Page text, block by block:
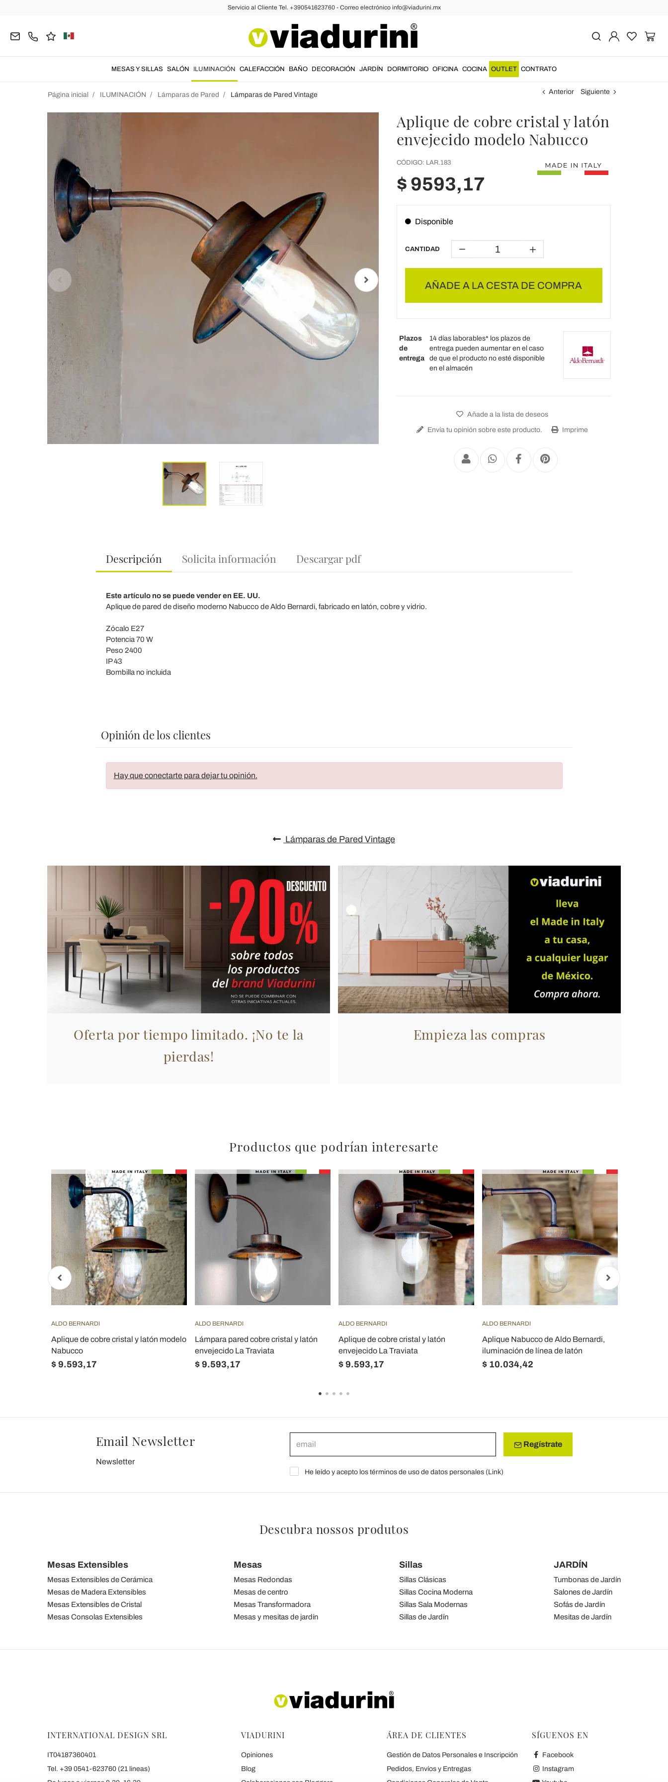
Servicio al Cliente Tel. +390541623760 - Correo electrónico info@viadurini.mx
MESAS Y SILLAS SALÓN ILUMINACIÓN CALEFACCIÓN BAÑO DECORACIÓN JARDÍN DORMITORIO OFICINA COCINA OUTLET CONTRATO
Página inicial ILUMINACIÓN Lámparas de Pared Lámparas de Pared Vintage Anterior Siguiente
Aplique de cobre cristal y latón
envejecido modelo Nabucco
CÓDIGO: LAR.183
$ 9593,17
Disponible
CANTIDAD
AÑADE A LA CESTA DE COMPRA
Plazos
de
entrega
14 días laborables* los plazos de
entrega pueden aumentar en el caso
de que el producto no esté disponible
en el almacén
Añade a la lista de deseos
Envía tu opinión sobre este producto. Imprime
Descripción Solicita información Descargar pdf
Este artículo no se puede vender en EE. UU.
Aplique de pared de diseño moderno Nabucco de Aldo Bernardi, fabricado en latón, cobre y vidrio.
Zócalo E27
Potencia 70 W
Peso 2400
IP 43
Bombilla no incluida
Opinión de los clientes
Hay que conectarte para dejar tu opinión.
Lámparas de Pared Vintage
Oferta por tiempo limitado. ¡No te la
pierdas!
Empieza las compras
Productos que podrían interesarte
ALDO BERNARDI
Aplique de cobre cristal y latón modelo
Nabucco
$ 9.593,17
ALDO BERNARDI
Lámpara pared cobre cristal y latón
envejecido La Traviata
$ 9.593,17
ALDO BERNARDI
Aplique de cobre cristal y latón
envejecido La Traviata
$ 9.593,17
ALDO BERNARDI
Aplique Nabucco de Aldo Bernardi,
iluminación de línea de latón
$ 10.034,42
Email Newsletter
Newsletter
Regístrate
He leído y acepto los términos de uso de datos personales (Link)
Descubra nossos produtos
Mesas Extensibles
Mesas Extensibles de Cerámica
Mesas de Madera Extensibles
Mesas Extensibles de Cristal
Mesas Consolas Extensibles
Mesas
Mesas Redondas
Mesas de centro
Mesas Transformadora
Mesas y mesitas de jardín
Sillas
Sillas Clásicas
Sillas Cocina Moderna
Sillas Sala Modernas
Sillas de Jardín
JARDÍN
Tumbonas de Jardín
Salones de Jardín
Sofás de Jardín
Mesitas de Jardín
INTERNATIONAL DESIGN SRL
IT04187360401
Tel. +39 0541-623760 (21 lineas)
VIADURINI
Opiniones
Blog
ÁREA DE CLIENTES
Gestión de Datos Personales e Inscripción
Pedidos, Envíos y Entregas
SÍGUENOS EN
Facebook
Instagram